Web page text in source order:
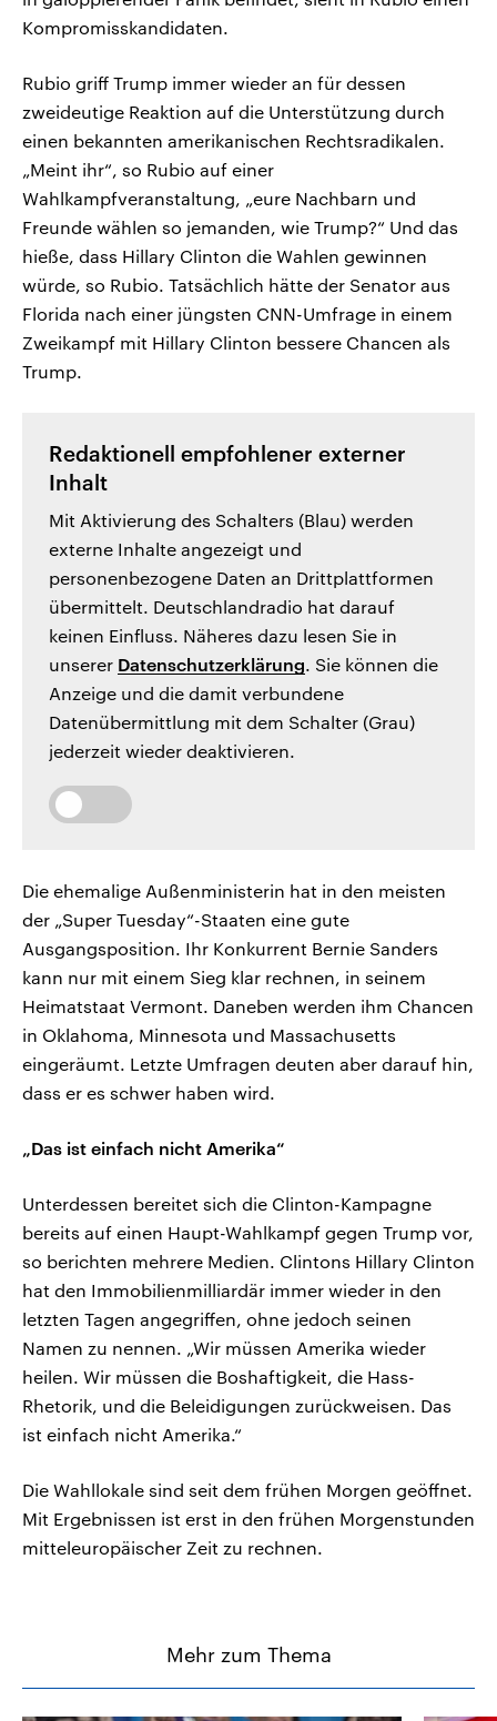
Kompromisskandidaten.
Rubio griff Trump immer wieder an für dessen
zweideutige Reaktion auf die Unterstützung durch
einen bekannten amerikanischen Rechtsradikalen.
„Meint ihr“, so Rubio auf einer
Wahlkampfveranstaltung, „eure Nachbarn und
Freunde wählen so jemanden, wie Trump?“ Und das
hieße, dass Hillary Clinton die Wahlen gewinnen
würde, so Rubio. Tatsächlich hätte der Senator aus
Florida nach einer jüngsten CNN-Umfrage in einem
Zweikampf mit Hillary Clinton bessere Chancen als
Trump.
Redaktionell empfohlener externer
Inhalt
Mit Aktivierung des Schalters (Blau) werden
externe Inhalte angezeigt und
personenbezogene Daten an Drittplattformen
übermittelt. Deutschlandradio hat darauf
keinen Einfluss. Näheres dazu lesen Sie in
unserer Datenschutzerklärung. Sie können die
Anzeige und die damit verbundene
Datenübermittlung mit dem Schalter (Grau)
jederzeit wieder deaktivieren.
Die ehemalige Außenministerin hat in den meisten
der „Super Tuesday“-Staaten eine gute
Ausgangsposition. Ihr Konkurrent Bernie Sanders
kann nur mit einem Sieg klar rechnen, in seinem
Heimatstaat Vermont. Daneben werden ihm Chancen
in Oklahoma, Minnesota und Massachusetts
eingeräumt. Letzte Umfragen deuten aber darauf hin,
dass er es schwer haben wird.
„Das ist einfach nicht Amerika“
Unterdessen bereitet sich die Clinton-Kampagne
bereits auf einen Haupt-Wahlkampf gegen Trump vor,
so berichten mehrere Medien. Clintons Hillary Clinton
hat den Immobilienmilliardär immer wieder in den
letzten Tagen angegriffen, ohne jedoch seinen
Namen zu nennen. „Wir müssen Amerika wieder
heilen. Wir müssen die Boshaftigkeit, die Hass-
Rhetorik, und die Beleidigungen zurückweisen. Das
ist einfach nicht Amerika.“
Die Wahllokale sind seit dem frühen Morgen geöffnet.
Mit Ergebnissen ist erst in den frühen Morgenstunden
mitteleuropäischer Zeit zu rechnen.
Mehr zum Thema